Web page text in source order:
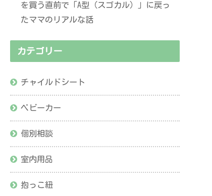
を買う直前で「A型（スゴカル）」に戻っ
たママのリアルな話
カテゴリー
チャイルドシート
ベビーカー
個別相談
室内用品
抱っこ紐